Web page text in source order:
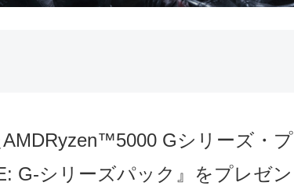
Gシリーズ・プ
G-シリーズパック』をプレゼン